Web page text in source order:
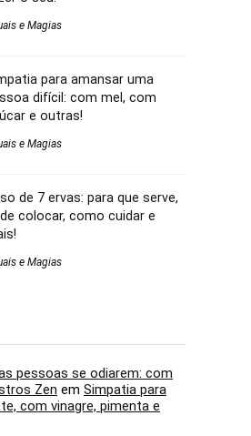
e Magias
para amansar uma
difícil: com mel, com
e outras!
e Magias
de 7 ervas: para que serve,
colocar, como cuidar e
e Magias
pessoas se odiarem: com
Zen em Simpatia para
com vinagre, pimenta e